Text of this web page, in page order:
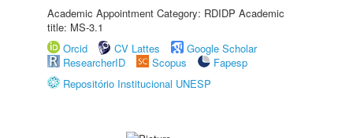
Academic Appointment Category: RDIDP Academic
title: MS-3.1
Orcid
CV Lattes
Google Scholar
ResearcherID
Scopus
Fapesp
Repositório Institucional UNESP